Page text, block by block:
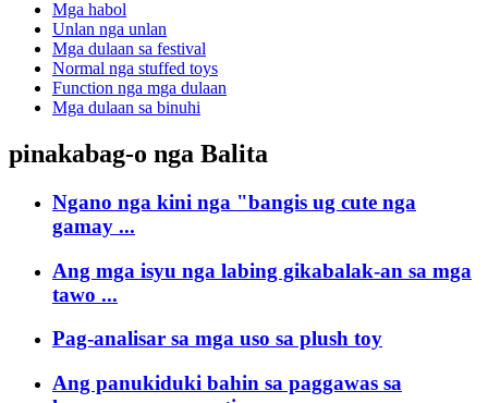
Mga habol
Unlan nga unlan
Mga dulaan sa festival
Normal nga stuffed toys
Function nga mga dulaan
Mga dulaan sa binuhi
pinakabag-o nga Balita
Ngano nga kini nga "bangis ug cute nga
gamay ...
Ang mga isyu nga labing gikabalak-an sa mga
tawo ...
Pag-analisar sa mga uso sa plush toy
Ang panukiduki bahin sa paggawas sa